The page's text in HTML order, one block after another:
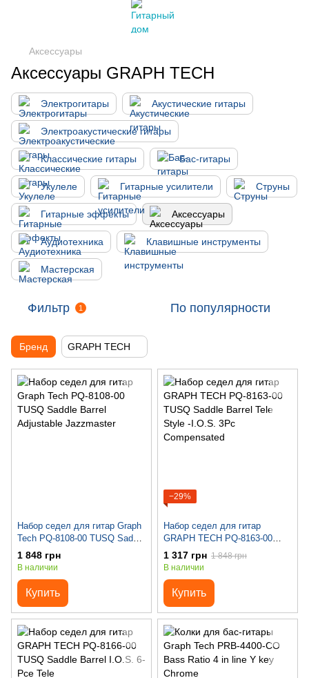
Аксессуары
Аксессуары GRAPH TECH
Электрогитары Акустические гитары
Электроакустические гитары
Классические гитары Бас-гитары
Укулеле Гитарные усилители Струны
Гитарные эффекты Аксессуары
Аудиотехника Клавишные инструменты
Мастерская
Фильтр 1 По популярности
Бренд GRAPH TECH
Набор седел для гитар Graph
Tech PQ-8108-00 TUSQ Saddle
Barrel Adjustable Jazzmaster
1 848 грн
В наличии
Купить
−29%
Набор седел для гитар
GRAPH TECH PQ-8163-00
TUSQ Saddle Barrel Tele Style
-I.O.S. 3Pc Compensated
1 317 грн 1 848 грн
В наличии
Купить